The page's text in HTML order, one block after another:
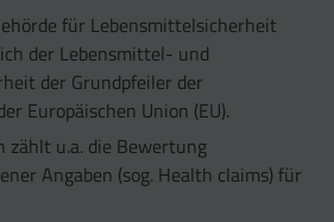
für Lebensmittelsicherheit
der Lebensmittel- und
der Grundpfeiler der
Europäischen Union (EU).
zählt u.a. die Bewertung
Angaben (sog. Health claims) für